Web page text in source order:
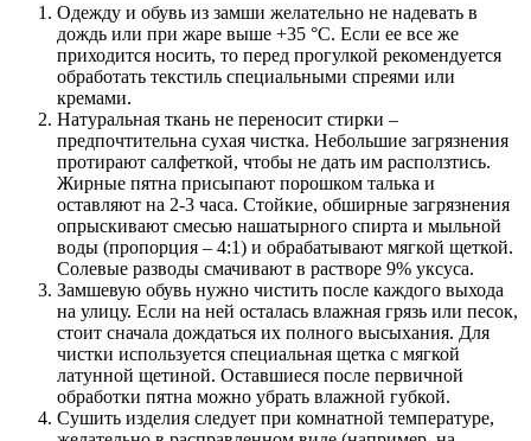
Одежду и обувь из замши желательно не надевать в
дождь или при жаре выше +35 °C. Если ее все же
приходится носить, то перед прогулкой рекомендуется
обработать текстиль специальными спреями или
кремами.
Натуральная ткань не переносит стирки –
предпочтительна сухая чистка. Небольшие загрязнения
протирают салфеткой, чтобы не дать им расползтись.
Жирные пятна присыпают порошком талька и
оставляют на 2-3 часа. Стойкие, обширные загрязнения
опрыскивают смесью нашатырного спирта и мыльной
воды (пропорция – 4:1) и обрабатывают мягкой щеткой.
Солевые разводы смачивают в растворе 9% уксуса.
Замшевую обувь нужно чистить после каждого выхода
на улицу. Если на ней осталась влажная грязь или песок,
стоит сначала дождаться их полного высыхания. Для
чистки используется специальная щетка с мягкой
латунной щетиной. Оставшиеся после первичной
обработки пятна можно убрать влажной губкой.
Сушить изделия следует при комнатной температуре,